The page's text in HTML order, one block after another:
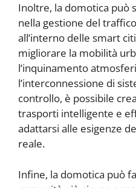
Inoltre, la domotica può
nella gestione del
all’interno delle smart
migliorare la mobilità
l’inquinamento
l’interconnessione di
controllo, è possibile
trasporti intelligente e
adattarsi alle esigenze
reale.
Infine, la domotica può